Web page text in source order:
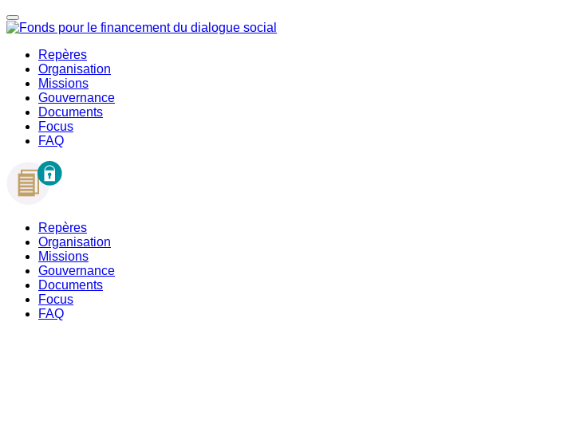
Repères
Organisation
Missions
Gouvernance
Documents
Focus
FAQ
Repères
Organisation
Missions
Gouvernance
Documents
Focus
FAQ